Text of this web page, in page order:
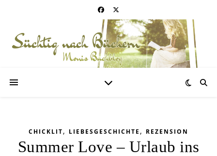
CHICKLIT, LIEBESGESCHICHTE , REZENSION
Summer Love – Urlaub ins